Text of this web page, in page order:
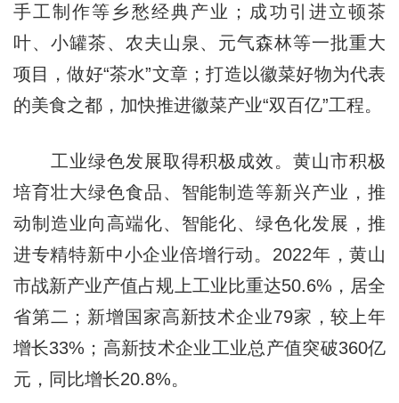
手工制作等乡愁经典产业；成功引进立顿茶
叶、小罐茶、农夫山泉、元气森林等一批重大
项目，做好“茶水”文章；打造以徽菜好物为代表
的美食之都，加快推进徽菜产业“双百亿”工程。
工业绿色发展取得积极成效。黄山市积极
培育壮大绿色食品、智能制造等新兴产业，推
动制造业向高端化、智能化、绿色化发展，推
进专精特新中小企业倍增行动。2022年，黄山
市战新产业产值占规上工业比重达50.6%，居全
省第二；新增国家高新技术企业79家，较上年
增长33%；高新技术企业工业总产值突破360亿
元，同比增长20.8%。